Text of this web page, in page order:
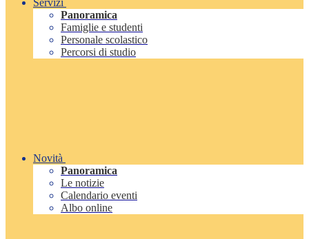
Servizi
Panoramica
Famiglie e studenti
Personale scolastico
Percorsi di studio
Novità
Panoramica
Le notizie
Calendario eventi
Albo online